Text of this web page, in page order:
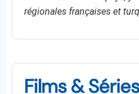
régionales françaises et
Films &